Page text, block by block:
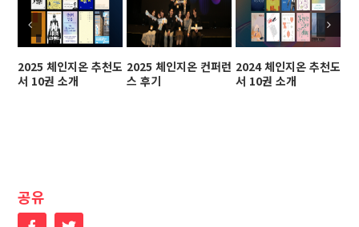
2025 체인지온 추천도
서 10권 소개
2025 체인지온 컨퍼런
스 후기
2024 체인지온 추천도
서 10권 소개
공유